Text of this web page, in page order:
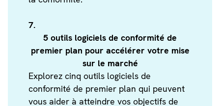
7.
5 outils logiciels de conformité de
premier plan pour accélérer votre mise
sur le marché
Explorez cinq outils logiciels de
conformité de premier plan qui peuvent
vous aider à atteindre vos objectifs de